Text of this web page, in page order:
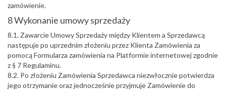
zamówienie.
8 Wykonanie umowy sprzedaży
8.1. Zawarcie Umowy Sprzedaży między Klientem a Sprzedawcą
następuje po uprzednim złożeniu przez Klienta Zamówienia za
pomocą Formularza zamówienia na Platformie internetowej zgodnie
z § 7 Regulaminu.
8.2. Po złożeniu Zamówienia Sprzedawca niezwłocznie potwierdza
jego otrzymanie oraz jednocześnie przyjmuje Zamówienie do